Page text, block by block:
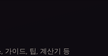
가이드, 팁, 계산기 등